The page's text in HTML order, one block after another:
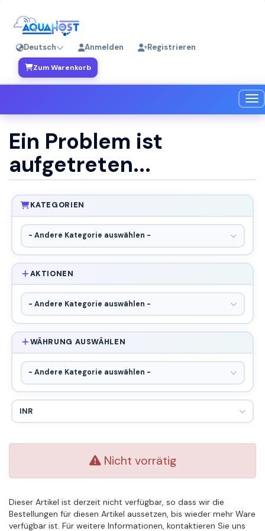
Deutsch Anmelden Registrieren
Zum Warenkorb
Ein Problem ist
aufgetreten...
KATEGORIEN
AKTIONEN
WÄHRUNG AUSWÄHLEN
Nicht vorrätig
Dieser Artikel ist derzeit nicht verfügbar, so dass wir die
Bestellungen für diesen Artikel aussetzen, bis wieder mehr Ware
verfügbar ist. Für weitere Informationen, kontaktieren Sie uns